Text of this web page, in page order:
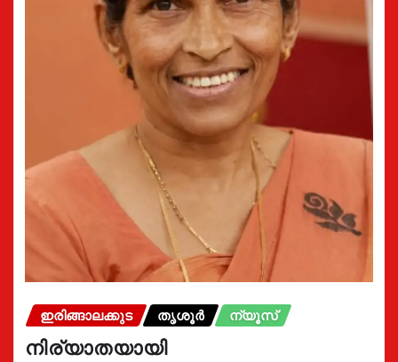
ഇരിങ്ങാലക്കുട തൃശൂർ ന്യൂസ്
നിര്യാതയായി